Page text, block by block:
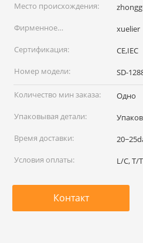
Место происхождения:
Фирменное
наименование:
xuelier
Сертификация:
CE,IEC
Номер модели:
SD-
Количество мин заказа:
Одно
Упаковывая детали:
Время доставки:
Условия оплаты:
L/C, T/T
Контакт